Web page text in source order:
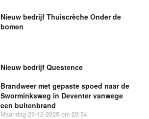
Nieuw bedrijf Thuiscrèche Onder de
bomen
Nieuw bedrijf Questence
Brandweer met gepaste spoed naar de
Sworminksweg in Deventer vanwege
een buitenbrand
Maandag 29-12-2025 om 23:54